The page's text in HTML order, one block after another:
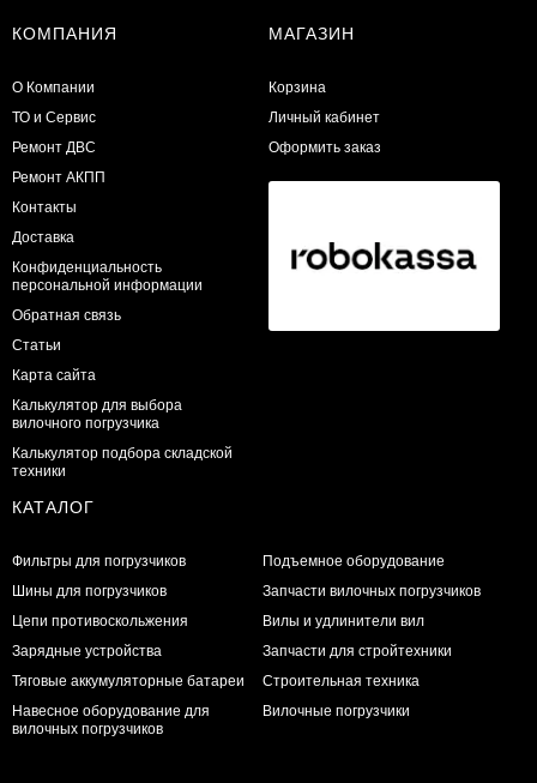
КОМПАНИЯ
О Компании
ТО и Сервис
​Ремонт ДВС
Ремонт АКПП
Контакты
Доставка
Конфиденциальность
персональной информации
Обратная связь
Статьи
Карта сайта
Калькулятор для выбора
вилочного погрузчика
Калькулятор подбора складской
техники
МАГАЗИН
Корзина
Личный кабинет
Оформить заказ
КАТАЛОГ
Фильтры для погрузчиков
Шины для погрузчиков
Цепи противоскольжения
Зарядные устройства
Тяговые аккумуляторные батареи
Навесное оборудование для
вилочных погрузчиков
Подъемное оборудование
Запчасти вилочных погрузчиков
Вилы и удлинители вил
Запчасти для стройтехники
Строительная техника
Вилочные погрузчики